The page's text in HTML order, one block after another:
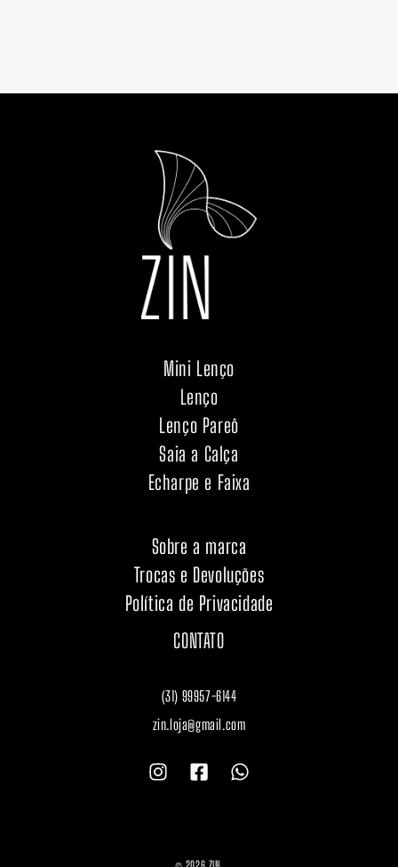
Mini Lenço
Lenço
Lenço Pareô
Saia a Calça
Echarpe e Faixa
Sobre a marca
Trocas e Devoluções
Política de Privacidade
CONTATO
(31) 99957-6144
zin.loja@gmail.com